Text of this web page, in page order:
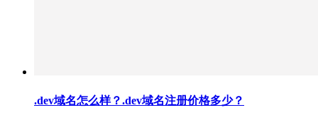
.dev域名怎么样？.dev域名注册价格多少？